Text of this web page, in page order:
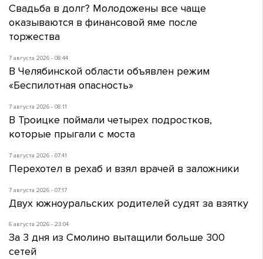
Свадьба в долг? Молодожены все чаще
оказываются в финансовой яме после
торжества
7 августа 2026 - 08:44
В Челябинской области объявлен режим
«Беспилотная опасность»
7 августа 2026 - 08:11
В Троицке поймали четырех подростков,
которые прыгали с моста
7 августа 2026 - 07:41
Перехотел в рехаб и взял врачей в заложники
7 августа 2026 - 07:17
Двух южноуральских родителей судят за взятку
6 августа 2026 - 23:04
За 3 дня из Смолино вытащили больше 300
сетей